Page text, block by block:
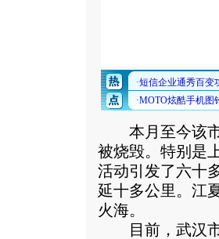
本月至今该市
被烧毁。特别是
活动引发了六十
延十多公里。江
火海。
目前，武汉市